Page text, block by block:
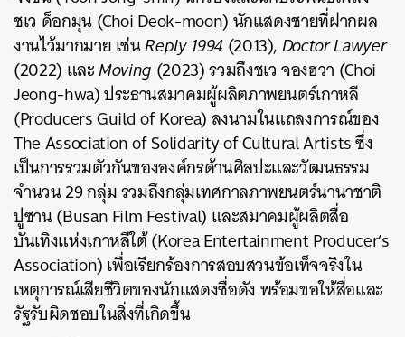
ชเว ด็อกมุน (Choi Deok-moon) นักแสดงชายที่ฝากผล
งานไว้มากมาย เช่นReply 1994 (2013),Doctor Lawyer
(2022) และMoving (2023) รวมถึงชเว จองฮวา (Choi
Jeong-hwa) ประธานสมาคมผู้ผลิตภาพยนตร์เกาหลี
(Producers Guild of Korea) ลงนามในแถลงการณ์ของ
The Association of Solidarity of Cultural Artists ซึ่ง
เป็นการรวมตัวกันขององค์กรด้านศิลปะและวัฒนธรรม
จำนวน 29 กลุ่ม รวมถึงกลุ่มเทศกาลภาพยนตร์นานาชาติ
ปูซาน (Busan Film Festival) และสมาคมผู้ผลิตสื่อ
บันเทิงแห่งเกาหลีใต้ (Korea Entertainment Producer’s
Association) เพื่อเรียกร้องการสอบสวนข้อเท็จจริงใน
เหตุการณ์เสียชีวิตของนักแสดงชื่อดัง พร้อมขอให้สื่อและ
รัฐรับผิดชอบในสิ่งที่เกิดขึ้น